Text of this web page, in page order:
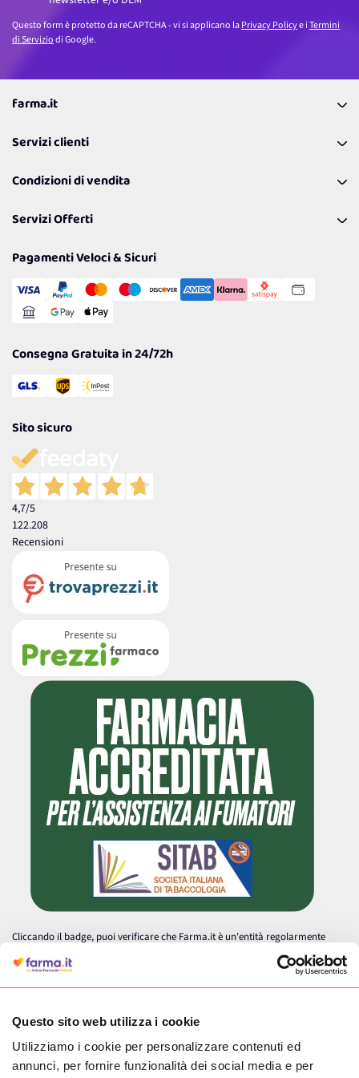
Questo sito web utilizza i cookie
Utilizziamo i cookie per personalizzare contenuti ed
annunci, per fornire funzionalità dei social media e per
Questo form è protetto da reCAPTCHA - vi si applicano laPrivacy Policye iTermini
di Serviziodi Google.
farma.it
Coupon
Lavora con noi
Politiche per la parità di genere
Servizi clienti
Richiamami
Resi
Condizioni di vendita
Spedizioni
Cookie Policy
Gestisci Cookie
Servizi Offerti
Reso Facile e Veloce
Pagamenti Veloci & Sicuri
Consegna Gratuita in 24/72h
Sito sicuro
4,7/5
122.208
Recensioni
Cliccando il badge, puoi verificare che Farma.it è un'entità regolarmente
autorizzata dal Ministero della Salute a effettuare la vendita online di
medicinali.